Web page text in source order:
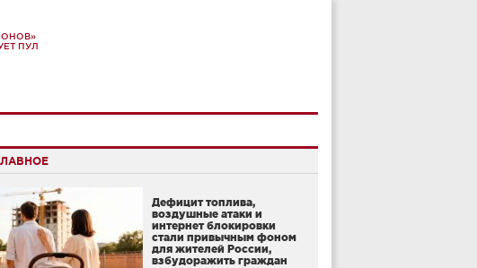
ПУЛ
Дефицит топлива,
воздушные атаки и
интернет блокировки
стали привычным фоном
для жителей России,
взбудоражить граждан